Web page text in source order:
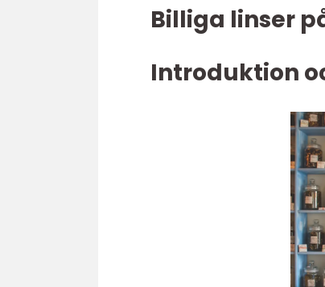
Billiga linser
Introduktion